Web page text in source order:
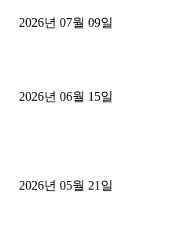
2026년 07월 09일
2026년 06월 15일
2026년 05월 21일